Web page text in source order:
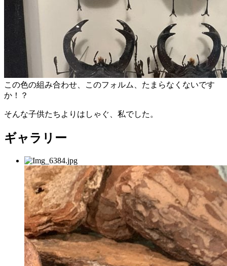
この色の組み合わせ、このフォルム、たまらなくないです
か！？
そんな子供たちよりはしゃぐ、私でした。
ギャラリー